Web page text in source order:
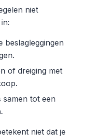
niet
beslagleggingen
of dreiging met
samen tot een
niet dat je